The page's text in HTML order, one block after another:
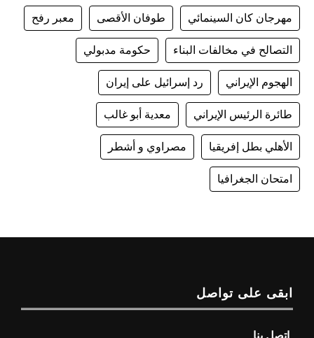
مهرجان كان السينمائي طوفان الأقصى معبر رفح
التصالح في مخالفات البناء حكومة مدبولي
الهجوم الإيراني رد إسرائيل على إيران
طائرة الرئيس الإيراني معدية أبو غالب
الأهلي بطل إفريقيا مصراوي و أشطر
امتحان الجغرافيا
ابقى على تواصل